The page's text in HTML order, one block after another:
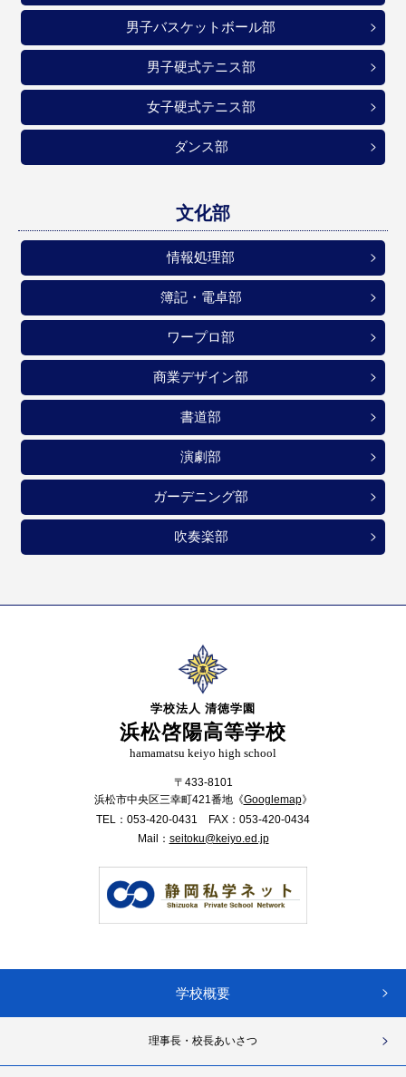
男子バスケットボール部
男子硬式テニス部
女子硬式テニス部
ダンス部
文化部
情報処理部
簿記・電卓部
ワープロ部
商業デザイン部
書道部
演劇部
ガーデニング部
吹奏楽部
学校法人 清徳学園
浜松啓陽高等学校
hamamatsu keiyo high school
〒433-8101
浜松市中央区三幸町421番地《Googlemap》
TEL： 053-420-0431 FAX： 053-420-0434
Mail： seitoku@keiyo.ed.jp
学校概要
理事長・校長あいさつ